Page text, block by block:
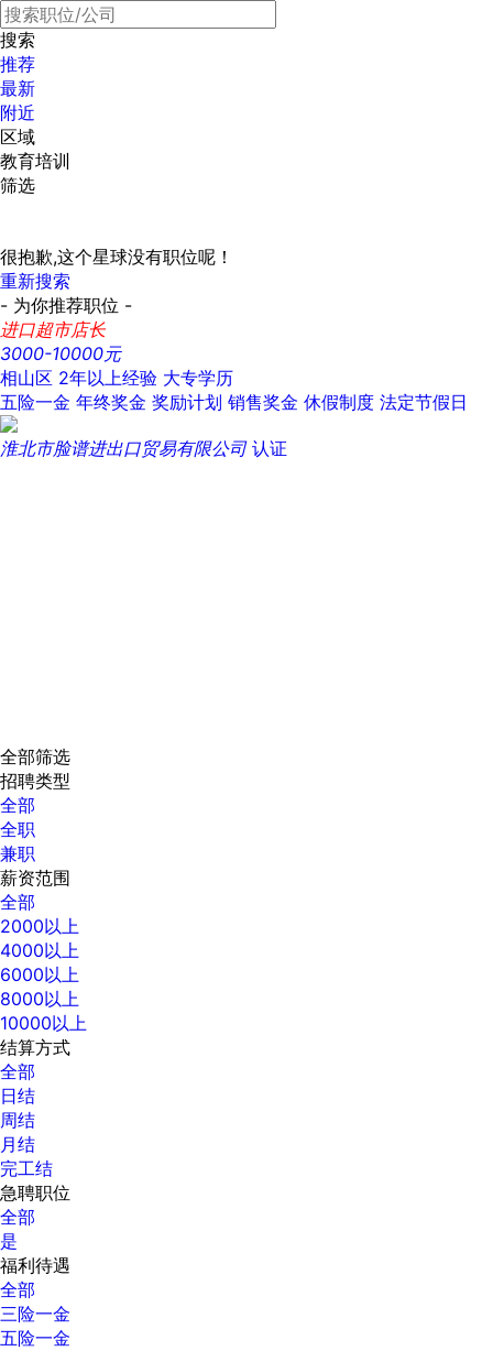
搜索
推荐
最新
附近
区域
教育培训
筛选
很抱歉,这个星球没有职位呢！
重新搜索
- 为你推荐职位 -
进口超市店长
3000-10000元
相山区 2年以上经验 大专学历
五险一金 年终奖金 奖励计划 销售奖金 休假制度 法定节假日
淮北市脸谱进出口贸易有限公司 认证
全部筛选
招聘类型
全部
全职
兼职
薪资范围
全部
2000以上
4000以上
6000以上
8000以上
10000以上
结算方式
全部
日结
周结
月结
完工结
急聘职位
全部
是
福利待遇
全部
三险一金
五险一金